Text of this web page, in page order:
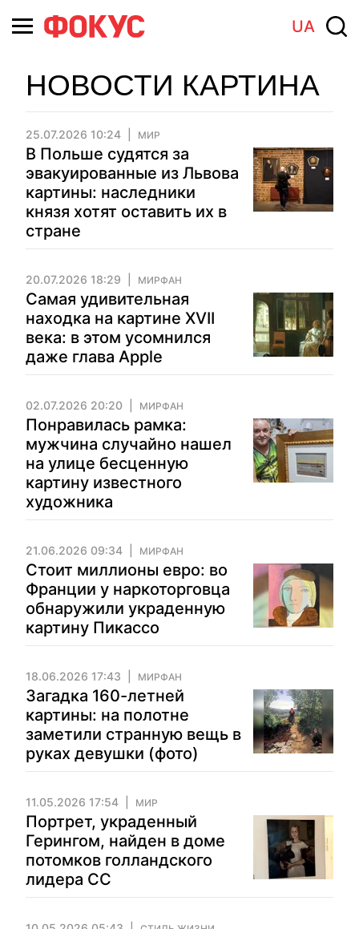
UA
НОВОСТИ КАРТИНА
25.07.2026 10:24 МИР
В Польше судятся за
эвакуированные из Львова
картины: наследники
князя хотят оставить их в
стране
20.07.2026 18:29 МИРФАН
Самая удивительная
находка на картине XVII
века: в этом усомнился
даже глава Apple
02.07.2026 20:20 МИРФАН
Понравилась рамка:
мужчина случайно нашел
на улице бесценную
картину известного
художника
21.06.2026 09:34 МИРФАН
Стоит миллионы евро: во
Франции у наркоторговца
обнаружили украденную
картину Пикассо
18.06.2026 17:43 МИРФАН
Загадка 160-летней
картины: на полотне
заметили странную вещь в
руках девушки (фото)
11.05.2026 17:54 МИР
Портрет, украденный
Герингом, найден в доме
потомков голландского
лидера СС